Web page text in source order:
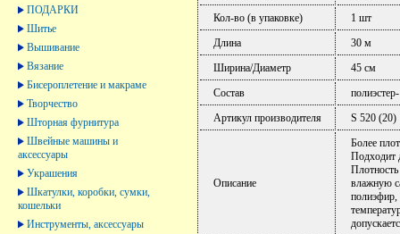
ПОДАРКИ
Шитье
Вышивание
Вязание
Бисероплетение и макраме
Творчество
Шторная фурнитура
Швейные машины и
аксессуары
Украшения
Шкатулки, коробки, сумки,
кошельки
Инструменты, аксессуары
Кол-во (в упаковке)
1 шт
Длина
30 м
Ширина/Диаметр
45 см
Состав
Артикул производителя
S 520 (20)
Описание
Более
Подходит
влажную
полиэфир,